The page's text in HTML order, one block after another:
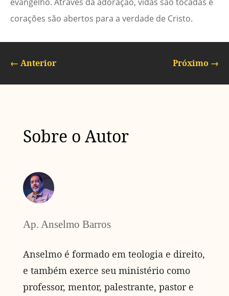
corações são abertos para a verdade de Cristo.
← Anterior Próximo →
Sobre o Autor
Ap. Anselmo Barros
Anselmo é formado em teologia e direito,
e também exerce seu ministério como
professor, mentor, palestrante, pastor e